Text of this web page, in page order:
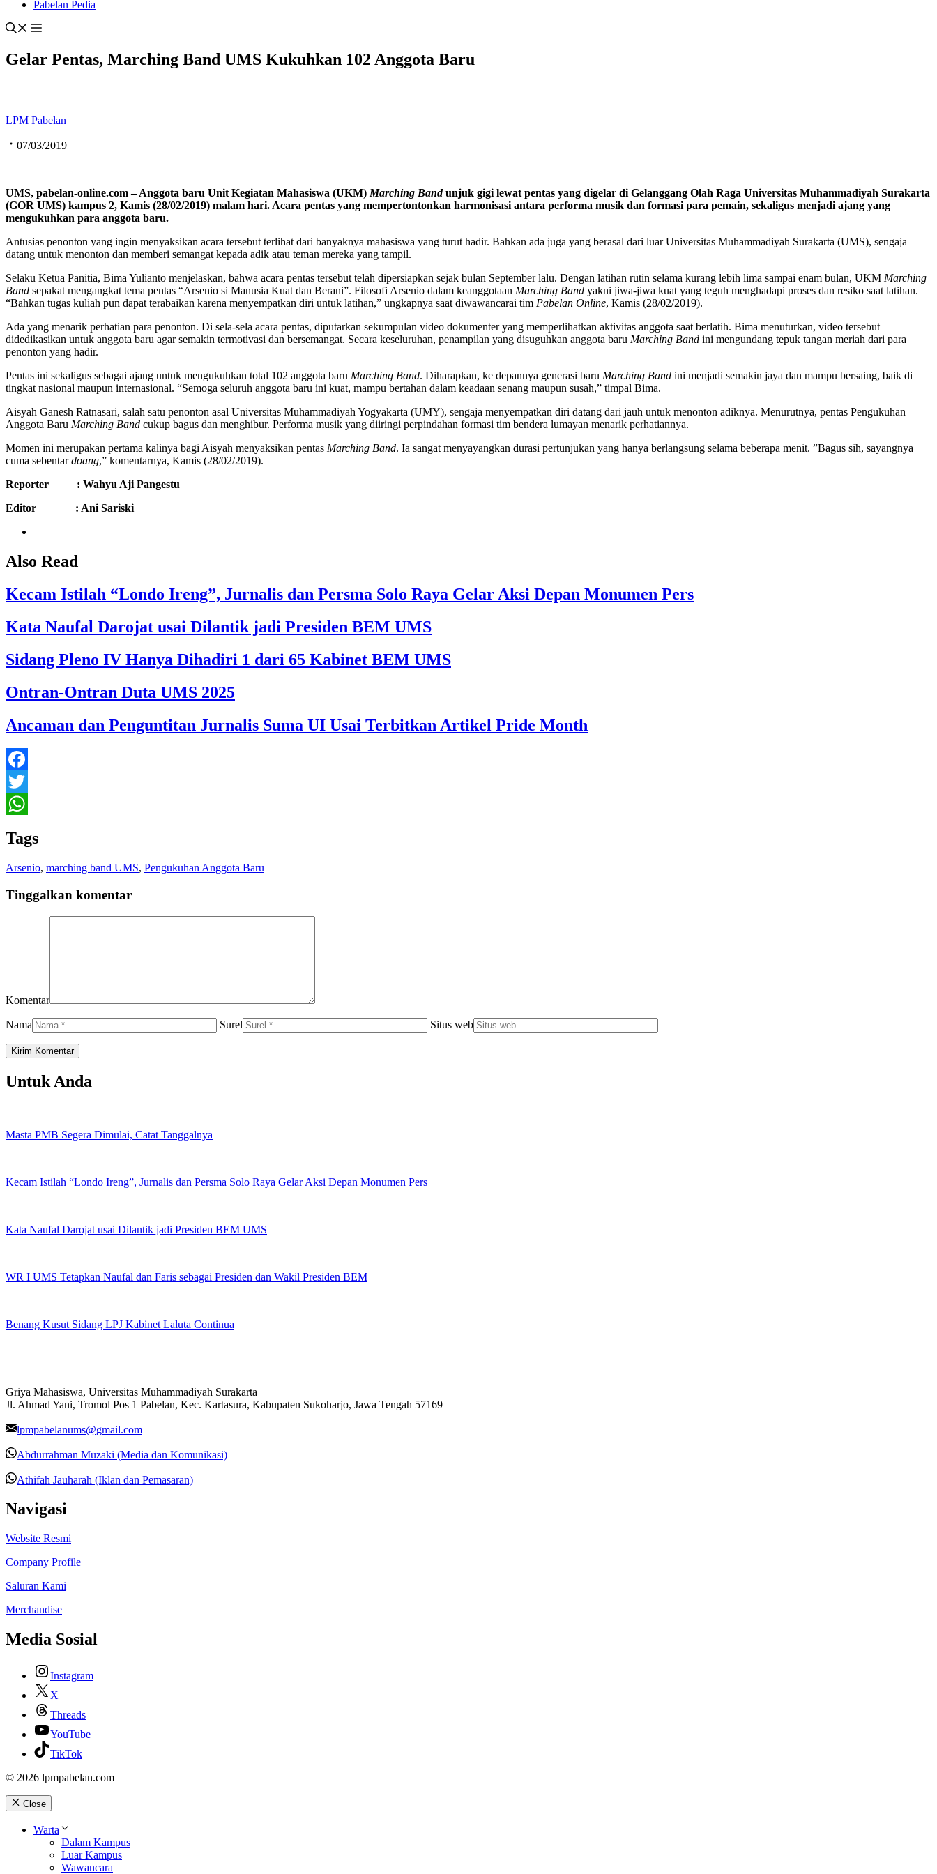
Pabelan Pedia
Gelar Pentas, Marching Band UMS Kukuhkan 102 Anggota Baru
LPM Pabelan
07/03/2019
UMS, pabelan-online.com – Anggota baru Unit Kegiatan Mahasiswa (UKM) Marching Bandunjuk gigi lewat pentas yang digelar di Gelanggang Olah Raga Universitas Muhammadiyah Surakarta
(GOR UMS) kampus 2, Kamis (28/02/2019) malam hari. Acara pentas yang mempertontonkan harmonisasi antara performa musik dan formasi para pemain, sekaligus menjadi ajang yang
mengukuhkan para anggota baru.
Antusias penonton yang ingin menyaksikan acara tersebut terlihat dari banyaknya mahasiswa yang turut hadir. Bahkan ada juga yang berasal dari luar Universitas Muhammadiyah Surakarta (UMS), sengaja
datang untuk menonton dan memberi semangat kepada adik atau teman mereka yang tampil.
Selaku Ketua Panitia, Bima Yulianto menjelaskan, bahwa acara pentas tersebut telah dipersiapkan sejak bulan September lalu. Dengan latihan rutin selama kurang lebih lima sampai enam bulan, UKM Marching
Band sepakat mengangkat tema pentas “Arsenio si Manusia Kuat dan Berani”. Filosofi Arsenio dalam keanggotaan Marching Band yakni jiwa-jiwa kuat yang teguh menghadapi proses dan resiko saat latihan.
“Bahkan tugas kuliah pun dapat terabaikan karena menyempatkan diri untuk latihan,” ungkapnya saat diwawancarai tim Pabelan Online, Kamis (28/02/2019).
Ada yang menarik perhatian para penonton. Di sela-sela acara pentas, diputarkan sekumpulan video dokumenter yang memperlihatkan aktivitas anggota saat berlatih. Bima menuturkan, video tersebut
didedikasikan untuk anggota baru agar semakin termotivasi dan bersemangat. Secara keseluruhan, penampilan yang disuguhkan anggota baru Marching Band ini mengundang tepuk tangan meriah dari para
penonton yang hadir.
Pentas ini sekaligus sebagai ajang untuk mengukuhkan total 102 anggota baru Marching Band. Diharapkan, ke depannya generasi baru Marching Band ini menjadi semakin jaya dan mampu bersaing, baik di
tingkat nasional maupun internasional. “Semoga seluruh anggota baru ini kuat, mampu bertahan dalam keadaan senang maupun susah,” timpal Bima.
Aisyah Ganesh Ratnasari, salah satu penonton asal Universitas Muhammadiyah Yogyakarta (UMY), sengaja menyempatkan diri datang dari jauh untuk menonton adiknya. Menurutnya, pentas Pengukuhan
Anggota Baru Marching Band cukup bagus dan menghibur. Performa musik yang diiringi perpindahan formasi tim bendera lumayan menarik perhatiannya.
Momen ini merupakan pertama kalinya bagi Aisyah menyaksikan pentas Marching Band. Ia sangat menyayangkan durasi pertunjukan yang hanya berlangsung selama beberapa menit. ”Bagus sih, sayangnya
cuma sebentardoang,” komentarnya, Kamis (28/02/2019).
Reporter : Wahyu Aji Pangestu
Editor : Ani Sariski
Also Read
Kecam Istilah “Londo Ireng”, Jurnalis dan Persma Solo Raya Gelar Aksi Depan Monumen Pers
Kata Naufal Darojat usai Dilantik jadi Presiden BEM UMS
Sidang Pleno IV Hanya Dihadiri 1 dari 65 Kabinet BEM UMS
Ontran-Ontran Duta UMS 2025
Ancaman dan Penguntitan Jurnalis Suma UI Usai Terbitkan Artikel Pride Month
Facebook
Twitter
Tags
Arsenio, marching band UMS, Pengukuhan Anggota Baru
Tinggalkan komentar
Komentar
Nama Surel Situs web
Untuk Anda
Masta PMB Segera Dimulai, Catat Tanggalnya
Kecam Istilah “Londo Ireng”, Jurnalis dan Persma Solo Raya Gelar Aksi Depan Monumen Pers
Kata Naufal Darojat usai Dilantik jadi Presiden BEM UMS
WR I UMS Tetapkan Naufal dan Faris sebagai Presiden dan Wakil Presiden BEM
Benang Kusut Sidang LPJ Kabinet Laluta Continua
Griya Mahasiswa, Universitas Muhammadiyah Surakarta
Jl. Ahmad Yani, Tromol Pos 1 Pabelan, Kec. Kartasura, Kabupaten Sukoharjo, Jawa Tengah 57169
lpmpabelanums@gmail.com
Abdurrahman Muzaki (Media dan Komunikasi)
Athifah Jauharah (Iklan dan Pemasaran)
Navigasi
Website Resmi
Company Profile
Saluran Kami
Merchandise
Media Sosial
Instagram
X
Threads
YouTube
TikTok
© 2026 lpmpabelan.com
Close
Warta
Dalam Kampus
Luar Kampus
Wawancara